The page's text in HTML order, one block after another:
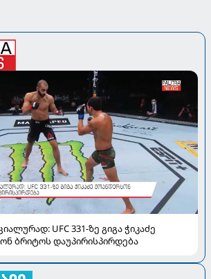
UFC 331-ზე გიგა ჭიკაძე
ბრიტოს დაუპირისპირდება